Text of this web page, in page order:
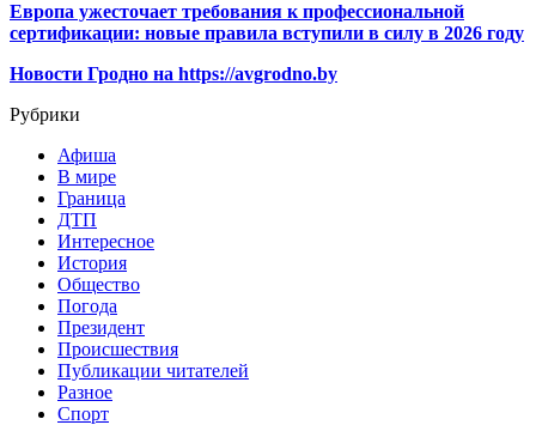
Европа ужесточает требования к профессиональной
сертификации: новые правила вступили в силу в 2026 году
Новости Гродно на https://avgrodno.by
Рубрики
Афиша
В мире
Граница
ДТП
Интересное
История
Общество
Погода
Президент
Происшествия
Публикации читателей
Разное
Спорт